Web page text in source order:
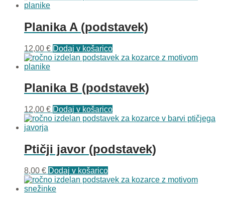
Planika A (podstavek)
12,00 € Dodaj v košarico
Planika B (podstavek)
12,00 € Dodaj v košarico
Ptičji javor (podstavek)
8,00 € Dodaj v košarico